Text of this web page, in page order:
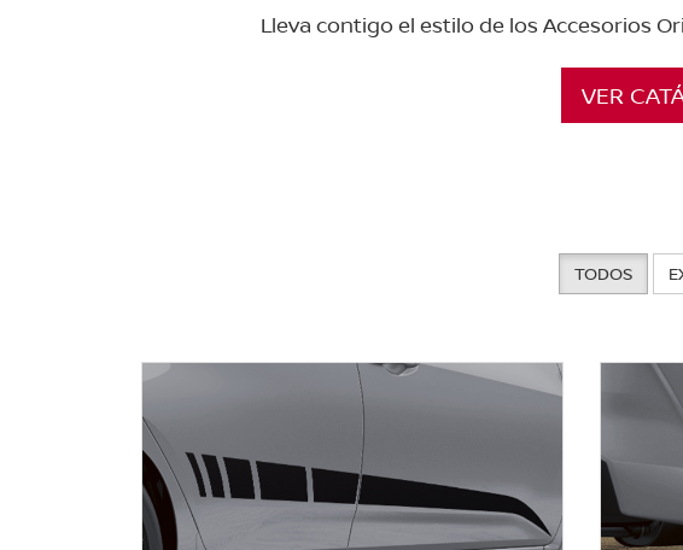
Lleva contigo el estilo de los Accesorios
VER
TODOS